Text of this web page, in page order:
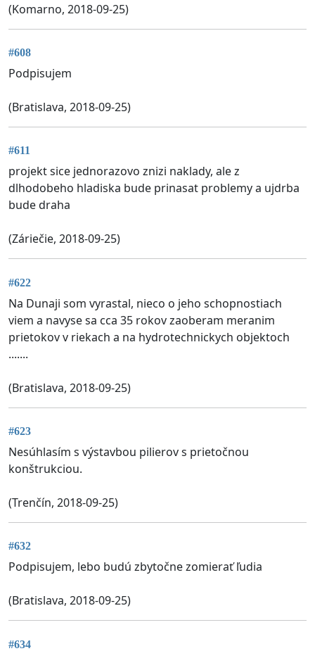
(Komarno, 2018-09-25)
#608
Podpisujem
(Bratislava, 2018-09-25)
#611
projekt sice jednorazovo znizi naklady, ale z
dlhodobeho hladiska bude prinasat problemy a ujdrba
bude draha
(Záriečie, 2018-09-25)
#622
Na Dunaji som vyrastal, nieco o jeho schopnostiach
viem a navyse sa cca 35 rokov zaoberam meranim
prietokov v riekach a na hydrotechnickych objektoch
.......
(Bratislava, 2018-09-25)
#623
Nesúhlasím s výstavbou pilierov s prietočnou
konštrukciou.
(Trenčín, 2018-09-25)
#632
Podpisujem, lebo budú zbytočne zomierať ľudia
(Bratislava, 2018-09-25)
#634